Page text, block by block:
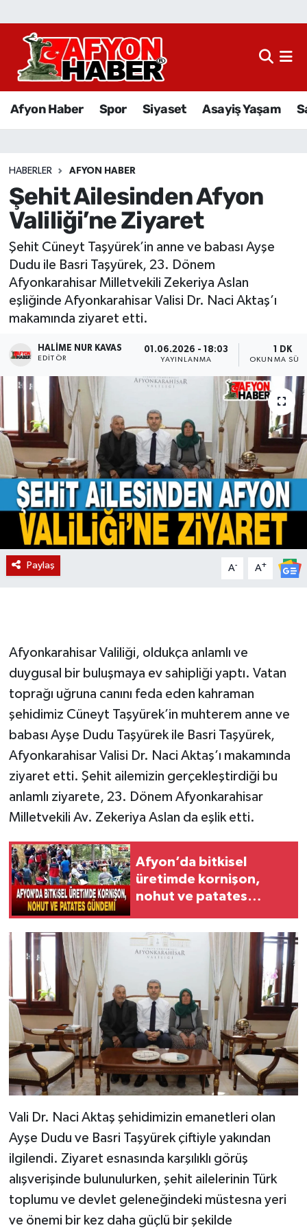
Afyon Haber Spor Siyaset Asayiş Yaşam
HABERLER AFYON HABER
Şehit Ailesinden Afyon
Valiliği’ne Ziyaret
Şehit Cüneyt Taşyürek’in anne ve babası Ayşe
Dudu ile Basri Taşyürek, 23. Dönem
Afyonkarahisar Milletvekili Zekeriya Aslan
eşliğinde Afyonkarahisar Valisi Dr. Naci Aktaş’ı
makamında ziyaret etti.
HALIME NUR KAVAS
EDITÖR
01.06.2026 - 18:03
YAYINLANMA
1 DK
OKUNMA
Paylaş A- A+
Afyonkarahisar Valiliği, oldukça anlamlı ve
duygusal bir buluşmaya ev sahipliği yaptı. Vatan
toprağı uğruna canını feda eden kahraman
şehidimiz Cüneyt Taşyürek’in muhterem anne ve
babası Ayşe Dudu Taşyürek ile Basri Taşyürek,
Afyonkarahisar Valisi Dr. Naci Aktaş’ı makamında
ziyaret etti. Şehit ailemizin gerçekleştirdiği bu
anlamlı ziyarete, 23. Dönem Afyonkarahisar
Milletvekili Av. Zekeriya Aslan da eşlik etti.
Afyon’da bitkisel
üretimde kornişon,
nohut ve patates
Vali Dr. Naci Aktaş şehidimizin emanetleri olan
Ayşe Dudu ve Basri Taşyürek çiftiyle yakından
ilgilendi. Ziyaret esnasında karşılıklı görüş
alışverişinde bulunulurken, şehit ailelerinin Türk
toplumu ve devlet geleneğindeki müstesna yeri
ve önemi bir kez daha güçlü bir şekilde
Afyon Haber
Sağlık
Eğitim
Sivil Toplum
Ekonomi